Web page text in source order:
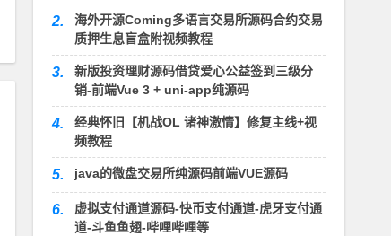
2.
海外开源Coming多语言交易所源码合约交易
质押生息盲盒附视频教程
3.
新版投资理财源码借贷爱心公益签到三级分
销-前端Vue 3 + uni-app纯源码
4.
经典怀旧【机战OL 诸神激情】修复主线+视
频教程
5. java的微盘交易所纯源码前端VUE源码
6.
虚拟支付通道源码-快币支付通道-虎牙支付通
道-斗鱼鱼翅-哔哩哔哩等